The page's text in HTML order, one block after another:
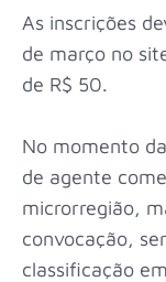
As inscrições
de março no
de R$ 50.
No momento
de agente
microrregião,
convocação,
classificação